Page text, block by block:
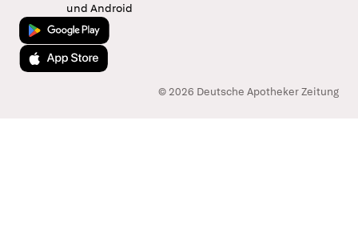
und Android
Jetzt bei Google Play
Laden im App Store
© 2026 Deutsche Apotheker Zeitung